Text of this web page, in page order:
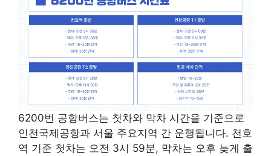
6200번 공항버스는 첫차와 막차 시간을 기준으로
인천국제공항과 서울 주요지역 간 운행됩니다. 천호
역 기준 첫차는 오전 3시 59분, 막차는 오후 늦게 출